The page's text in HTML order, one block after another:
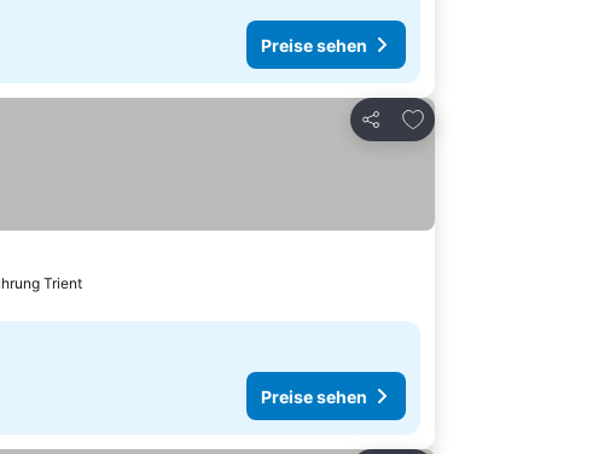
Preise sehen
Teilen
Zu Favoriten hinzufügen
Trient
Preise sehen